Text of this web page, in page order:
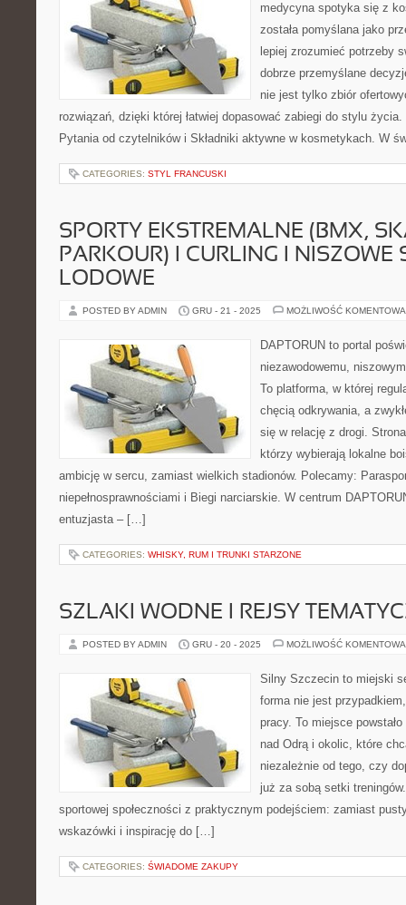
medycyna spotyka się z
została pomyślana jako
lepiej zrozumieć potrzeby
dobrze przemyślane
nie jest tylko zbiór
rozwiązań, dzięki której łatwiej dopasować zabiegi do stylu
Pytania od czytelników i Składniki aktywne w kosmetykach. W
CATEGORIES: STYL FRANCUSKI
SPORTY EKSTREMALNE (BMX,
PARKOUR) I CURLING I NISZOWE
LODOWE
POSTED BY ADMIN GRU - 21 - 2025 MOŻLIWOŚĆ
DAPTORUN to portal
niezawodowemu,
To platforma, w której
chęcią odkrywania, a
się w relację z drogi.
którzy wybierają lokalne
ambicję w sercu, zamiast wielkich stadionów. Polecamy:
niepełnosprawnościami i Biegi narciarskie. W centrum
entuzjasta – […]
CATEGORIES: WHISKY, RUM I TRUNKI STARZONE
SZLAKI WODNE I REJSY
POSTED BY ADMIN GRU - 20 - 2025 MOŻLIWOŚĆ
Silny Szczecin to miejski
forma nie jest
pracy. To miejsce
nad Odrą i okolic, które
niezależnie od tego, czy
już za sobą setki
sportowej społeczności z praktycznym podejściem: zamiast
wskazówki i inspirację do […]
CATEGORIES: ŚWIADOME ZAKUPY